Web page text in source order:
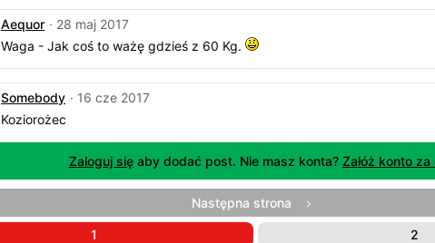
Aequor · 28 maj 2017
Waga - Jak coś to ważę gdzieś z 60 Kg.
Somebody · 16 cze 2017
Koziorożec
Zaloguj sięaby dodać post. Nie masz konta? Załóż konto za
Następna strona
1 2